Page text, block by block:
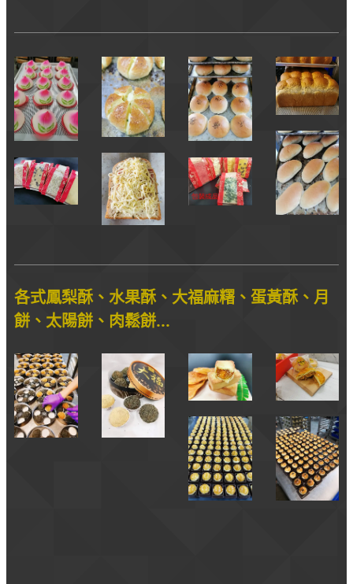
各式鳳梨酥、水果酥、大福麻糬、蛋黃酥、月
餅、太陽餅、肉鬆餅...